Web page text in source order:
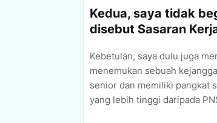
Kedua, saya tidak
disebut Sasaran
Kebetulan, saya dulu juga
menemukan sebuah
senior dan memiliki pangkat
yang lebih tinggi daripada